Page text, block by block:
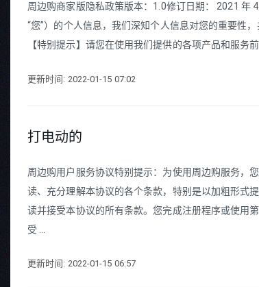
周边购商家版隐私政策版本：1.0修订日期： 2021 年
“您”）的个人信息，我们深知个人信息对您的重要性
【特别提示】请您在使用我们提供的各项产品和服务
更新时间: 2022-01-15 07:02
打电动的
周边购用户服务协议特别提示：为使用周边购服务，
读、充分理解本协议的各个条款，特别是以加粗形式
读并接受本协议的所有条款。您完成注册程序或使用
受 ...
更新时间: 2022-01-15 06:57